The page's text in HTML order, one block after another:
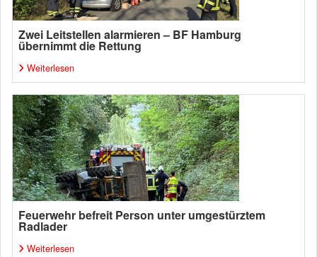
Zwei Leitstellen alarmieren – BF Hamburg
übernimmt die Rettung
Weiterlesen
Feuerwehr befreit Person unter umgestürztem
Radlader
Weiterlesen